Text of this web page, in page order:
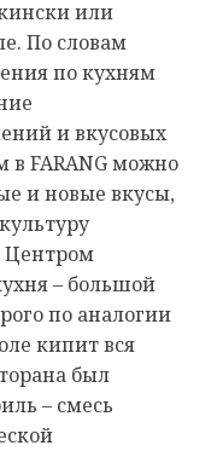
или
По словам
по кухням
и вкусовых
FARANG можно
и новые вкусы,
Центром
– большой
по аналогии
кипит вся
был
– смесь